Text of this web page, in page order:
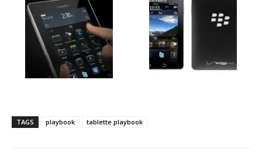
TAGS playbook tablette playbook